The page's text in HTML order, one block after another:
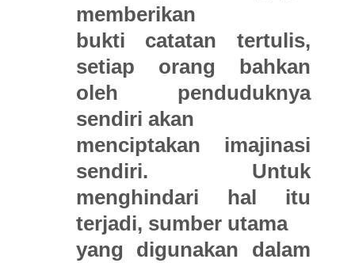
memberikan
bukti catatan tertulis,
setiap orang bahkan
oleh penduduknya
sendiri akan
menciptakan imajinasi
sendiri. Untuk
menghindari hal itu
terjadi, sumber utama
yang digunakan dalam